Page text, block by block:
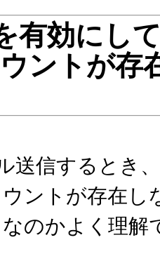
有効にし
ントが存
送信するとき
ントが存在し
のかよく理